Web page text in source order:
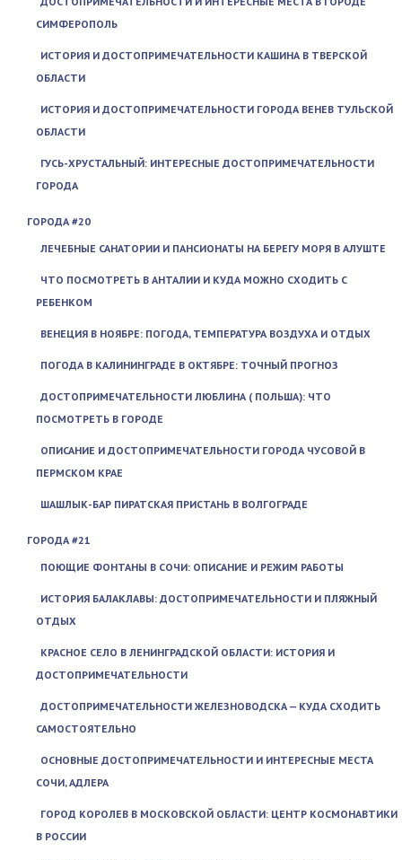
СИМФЕРОПОЛЬ
ИСТОРИЯ И ДОСТОПРИМЕЧАТЕЛЬНОСТИ КАШИНА В ТВЕРСКОЙ
ОБЛАСТИ
ИСТОРИЯ И ДОСТОПРИМЕЧАТЕЛЬНОСТИ ГОРОДА ВЕНЕВ ТУЛЬСКОЙ
ОБЛАСТИ
ГУСЬ-ХРУСТАЛЬНЫЙ: ИНТЕРЕСНЫЕ ДОСТОПРИМЕЧАТЕЛЬНОСТИ
ГОРОДА
ГОРОДА #20
ЛЕЧЕБНЫЕ САНАТОРИИ И ПАНСИОНАТЫ НА БЕРЕГУ МОРЯ В АЛУШТЕ
ЧТО ПОСМОТРЕТЬ В АНТАЛИИ И КУДА МОЖНО СХОДИТЬ С
РЕБЕНКОМ
ВЕНЕЦИЯ В НОЯБРЕ: ПОГОДА, ТЕМПЕРАТУРА ВОЗДУХА И ОТДЫХ
ПОГОДА В КАЛИНИНГРАДЕ В ОКТЯБРЕ: ТОЧНЫЙ ПРОГНОЗ
ДОСТОПРИМЕЧАТЕЛЬНОСТИ ЛЮБЛИНА ( ПОЛЬША): ЧТО
ПОСМОТРЕТЬ В ГОРОДЕ
ОПИСАНИЕ И ДОСТОПРИМЕЧАТЕЛЬНОСТИ ГОРОДА ЧУСОВОЙ В
ПЕРМСКОМ КРАЕ
ШАШЛЫК-БАР ПИРАТСКАЯ ПРИСТАНЬ В ВОЛГОГРАДЕ
ГОРОДА #21
ПОЮЩИЕ ФОНТАНЫ В СОЧИ: ОПИСАНИЕ И РЕЖИМ РАБОТЫ
ИСТОРИЯ БАЛАКЛАВЫ: ДОСТОПРИМЕЧАТЕЛЬНОСТИ И ПЛЯЖНЫЙ
ОТДЫХ
КРАСНОЕ СЕЛО В ЛЕНИНГРАДСКОЙ ОБЛАСТИ: ИСТОРИЯ И
ДОСТОПРИМЕЧАТЕЛЬНОСТИ
ДОСТОПРИМЕЧАТЕЛЬНОСТИ ЖЕЛЕЗНОВОДСКА — КУДА СХОДИТЬ
САМОСТОЯТЕЛЬНО
ОСНОВНЫЕ ДОСТОПРИМЕЧАТЕЛЬНОСТИ И ИНТЕРЕСНЫЕ МЕСТА
СОЧИ, АДЛЕРА
ГОРОД КОРОЛЕВ В МОСКОВСКОЙ ОБЛАСТИ: ЦЕНТР КОСМОНАВТИКИ
В РОССИИ